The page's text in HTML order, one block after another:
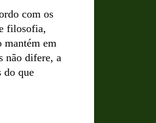
com os
filosofia,
mantém em
não difere, a
do que